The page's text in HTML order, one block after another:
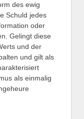
des ewig
Schuld jedes
oder
Gelingt diese
und der
und gilt als
als einmalig